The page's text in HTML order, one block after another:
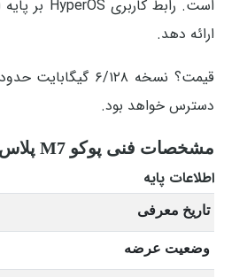
ارائه دهد.
دسترس خواهد بود.
مشخصات فنی پوکو M7 پلاس شیائومی
اطلاعات پایه
تاریخ معرفی
وضعیت عرضه